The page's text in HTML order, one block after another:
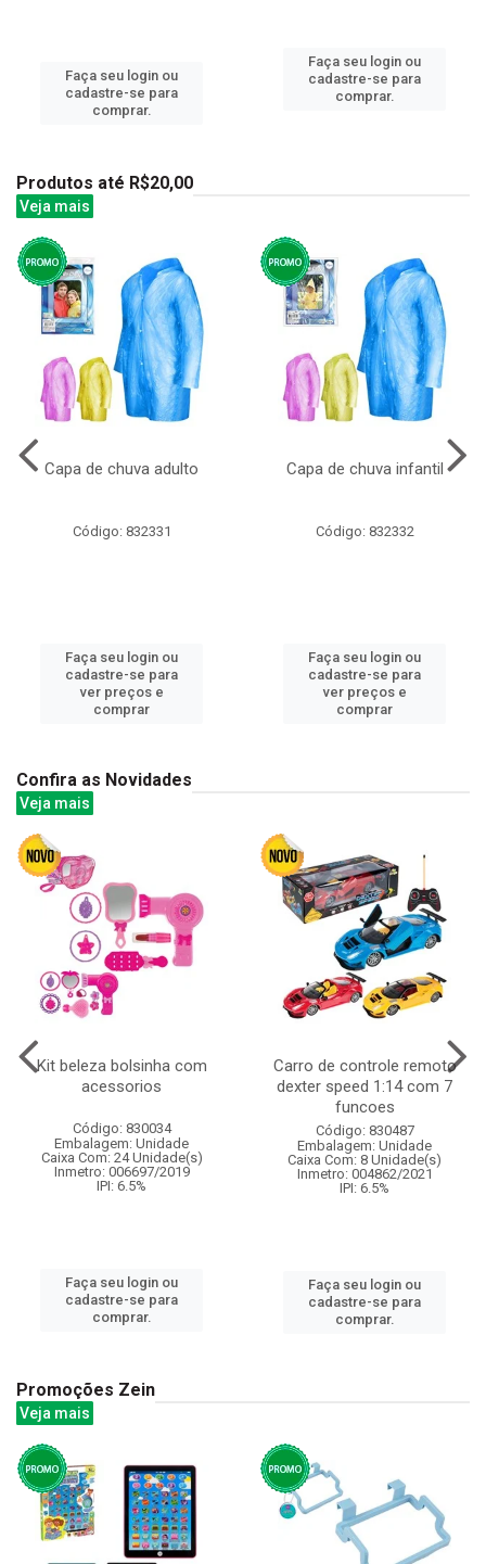
Faça seu login ou
cadastre-se para
comprar.
Faça seu login ou
cadastre-se para
comprar.
Produtos até R$20,00
Veja mais
Capa de chuva adulto
Código: 832331
Faça seu login ou
cadastre-se para
ver preços e
comprar
Capa de chuva infantil
Código: 832332
Faça seu login ou
cadastre-se para
ver preços e
comprar
Confira as Novidades
Veja mais
Kit beleza bolsinha com
acessorios
Código: 830034
Embalagem: Unidade
Caixa Com: 24 Unidade(s)
Inmetro: 006697/2019
IPI: 6.5%
Faça seu login ou
cadastre-se para
comprar.
Carro de controle remoto
dexter speed 1:14 com 7
funcoes
Código: 830487
Embalagem: Unidade
Caixa Com: 8 Unidade(s)
Inmetro: 004862/2021
IPI: 6.5%
Faça seu login ou
cadastre-se para
comprar.
Promoções Zein
Veja mais